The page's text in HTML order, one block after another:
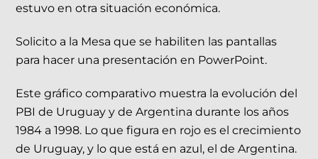
estuvo en otra situación económica.
Solicito a la Mesa que se habiliten las pantallas
para hacer una presentación en PowerPoint.
Este gráfico comparativo muestra la evolución del
PBI de Uruguay y de Argentina durante los años
1984 a 1998. Lo que figura en rojo es el crecimiento
de Uruguay, y lo que está en azul, el de Argentina.